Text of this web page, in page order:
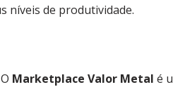
níveis de produtividade.
O Marketplace Valor Metal é